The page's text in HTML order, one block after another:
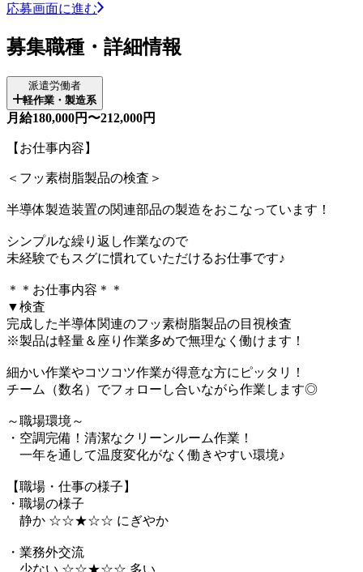
応募画面に進む
募集職種・詳細情報
派遣労働者
軽作業・製造系
月給180,000円〜212,000円
【お仕事内容】
＜フッ素樹脂製品の検査＞
半導体製造装置の関連部品の製造をおこなっています！
シンプルな繰り返し作業なので
未経験でもスグに慣れていただけるお仕事です♪
＊＊お仕事内容＊＊
▼検査
完成した半導体関連のフッ素樹脂製品の目視検査
※製品は軽量＆座り作業多めで無理なく働けます！
細かい作業やコツコツ作業が得意な方にピッタリ！
チーム（数名）でフォローし合いながら作業します◎
～職場環境～
・空調完備！清潔なクリーンルーム作業！
一年を通して温度変化がなく働きやすい環境♪
【職場・仕事の様子】
・職場の様子
静か ☆☆★☆☆ にぎやか
・業務外交流
少ない ☆☆★☆☆ 多い